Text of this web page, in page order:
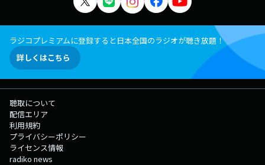
ラジコプレミアムに登録すると日本全国のラジオが聴き放題！
詳しくはこちら
聴取について
配信エリア
利用規約
プライバシーポリシー
ライセンス情報
radiko news